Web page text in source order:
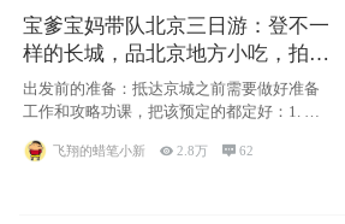
宝爹宝妈带队北京三日游：登不一
样的长城，品北京地方小吃，拍盘
古七星夜景！
出发前的准备：抵达京城之前需要做好准备
工作和攻略功课，把该预定的都定好：1. 酒
飞翔的蜡笔小新 2.8万 62